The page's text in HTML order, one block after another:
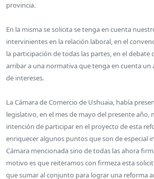
provincia.
En la misma se solicita se tenga en cuenta
intervinientes en la relación laboral, en el
la participación de todas las partes, en el debate
arribar a una normativa que tenga en cuenta un
de intereses.
La Cámara de Comercio de Ushuaia, había
legislativo, en el mes de mayo del presente año,
intención de participar en el proyecto de esta
enriquecer algunos puntos que son de especial
Cámara mencionada sino de todas las ahora
motivo es que reiteramos con firmeza esta
que sumar al conjunto para lograr una reforma